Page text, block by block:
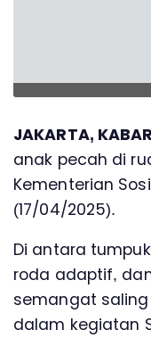
JAKARTA,
anak pecah di
Kementerian
(17/04/2025).
Di antara
roda adaptif,
semangat
dalam kegiatan